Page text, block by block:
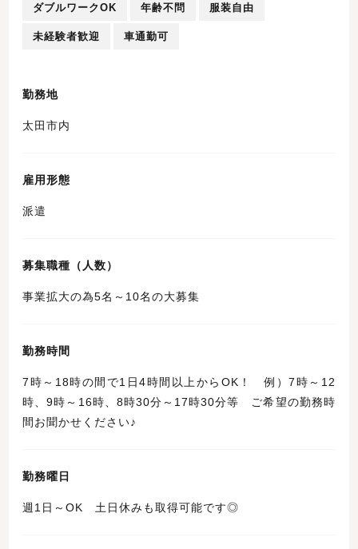
ダブルワークOK 年齢不問 服装自由
未経験者歓迎 車通勤可
勤務地
太田市内
雇用形態
派遣
募集職種（人数）
事業拡大の為5名～10名の大募集
勤務時間
7時～18時の間で1日4時間以上からOK！ 例）7時～12
時、9時～16時、8時30分～17時30分等 ご希望の勤務時
間お聞かせください♪
勤務曜日
週1日～OK 土日休みも取得可能です◎